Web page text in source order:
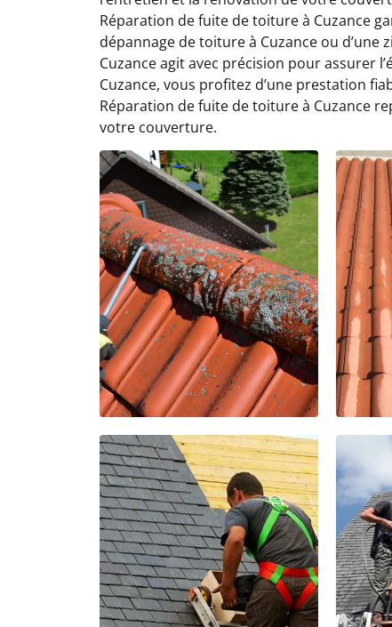
Réparation de fuite de toiture à Cuzance
dépannage de toiture à Cuzance ou
Cuzance agit avec précision pour assurer
Cuzance, vous profitez d’une prestation
Réparation de fuite de toiture à Cuzance
votre couverture.